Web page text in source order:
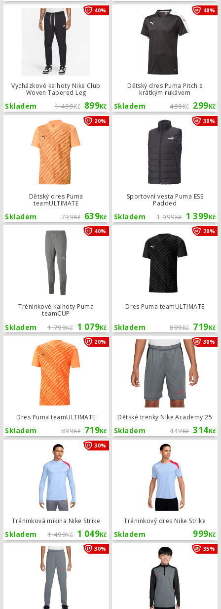
Vycházkové kalhoty Nike Club
Woven Tapered Leg
1 499Kč 899Kč
Skladem
40% Vycházkové kalhoty Nike Club
Dětský dres Puma Pitch s
krátkým rukávem
499Kč 299Kč
Skladem
40%
Dětský dres Puma
teamULTIMATE
799Kč 639Kč
Skladem
20% Dětský dres Puma teamULTIMATE
Sportovní vesta Puma ESS
Padded
1 999Kč 1 399Kč
Skladem
30%
Tréninkové kalhoty Puma
teamCUP
1 799Kč 1 079Kč
Skladem
40% Tréninkové kalhoty Puma teamCUP
Dres Puma teamULTIMATE
899Kč 719Kč
Skladem
20%
Dres Puma teamULTIMATE
899Kč 719Kč
Skladem
20% Dres Puma teamULTIMATE
Dětské trenky Nike Academy 25
449Kč 314Kč
Skladem
30%
Tréninková mikina Nike Strike
1 499Kč 1 049Kč
Skladem
30% Tréninková mikina Nike Strike
Tréninkový dres Nike Strike
999Kč
Skladem
30% Dětské tréninkové kalhoty Nike35%